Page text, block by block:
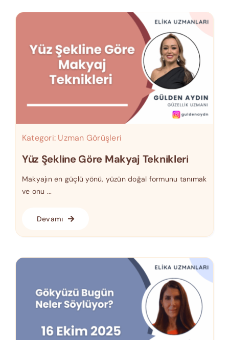
Kategori: Uzman Görüşleri
Yüz Şekline Göre Makyaj Teknikleri
Makyajın en güçlü yönü, yüzün doğal formunu tanımak
ve onu ...
Devamı